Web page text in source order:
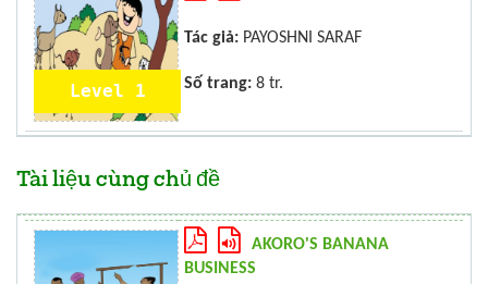
Level 1
Tác giả: PAYOSHNI SARAF
Số trang: 8 tr.
Tài liệu cùng chủ đề
AKORO'S BANANA
BUSINESS